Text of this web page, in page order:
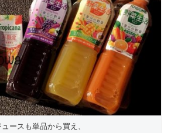
ュースも単品から買え、